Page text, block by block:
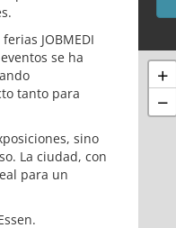
JOBMEDI
se ha
tanto para
sino
La ciudad, con
para un
+
−